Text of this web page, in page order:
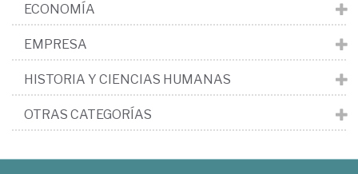
ECONOMÍA
EMPRESA
HISTORIA Y CIENCIAS HUMANAS
OTRAS CATEGORÍAS